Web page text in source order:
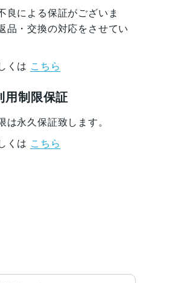
良による保証がございま
品・交換の対応をさせてい
くは こちら
用制限保証
は永久保証致します。
くは こちら